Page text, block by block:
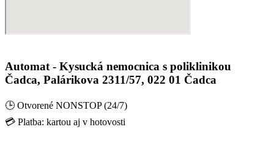
Automat - Kysucká nemocnica s poliklinikou
Čadca, Palárikova 2311/57, 022 01 Čadca
🕒 Otvorené NONSTOP (24/7)
💳 Platba: kartou aj v hotovosti